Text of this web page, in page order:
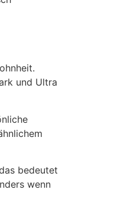
und Ultra
bedeutet
wenn